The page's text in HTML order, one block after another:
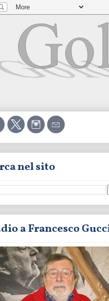
nel sito
a Francesco